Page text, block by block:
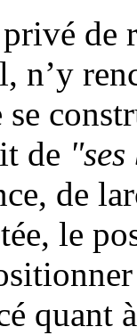
de
n’y
se
de
de
le
quant